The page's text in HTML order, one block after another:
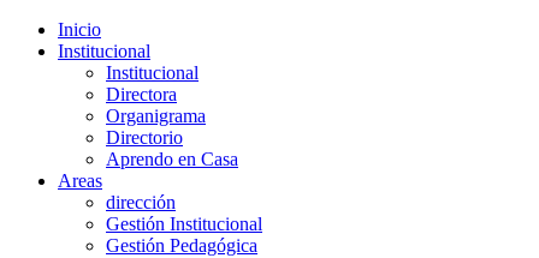
Inicio
Institucional
Institucional
Directora
Organigrama
Directorio
Aprendo en Casa
Areas
dirección
Gestión Institucional
Gestión Pedagógica